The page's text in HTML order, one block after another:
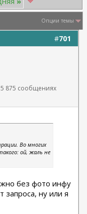
Опции темы
#701
5 875 сообщениях
Во многих
ой, жаль не
без фото инфу
запроса, ну или я